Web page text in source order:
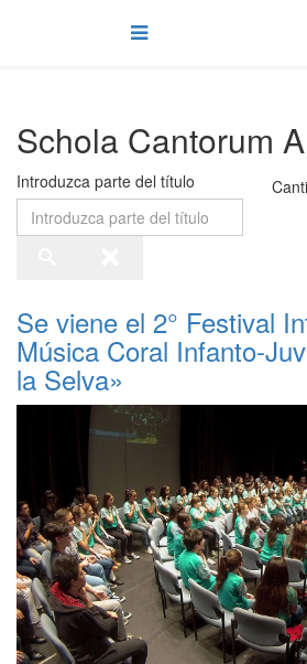
Schola Cantorum
Introduzca parte del título
Se viene el 2° Festival
Música Coral Infanto-
la Selva»